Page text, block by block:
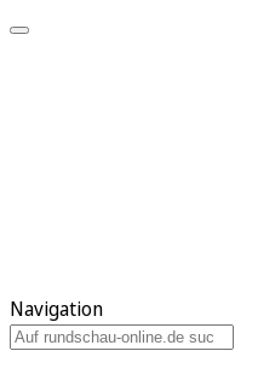
Navigation